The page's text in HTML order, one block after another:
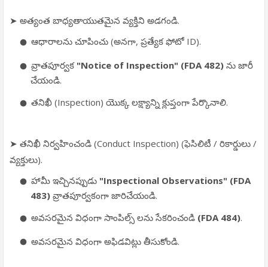
➤ అత్యంత బాధ్యతాయుతమైన వ్యక్తిని అడగండి.
ఆధారాలను చూపించు (అనగా, ప్రత్యేక ఫోటో ID).
వ్రాతపూర్వక "Notice of Inspection" (FDA 482) ను జారీ
చేయండి.
తనిఖీ (Inspection) యొక్క లక్ష్యాన్ని క్లుప్తంగా పేర్కొనాలి.
➤ తనిఖీ నిర్వహించండి (Conduct Inspection) (ఫెసిలిటీ / రికార్డులు /
వ్యక్తులు).
హామీ ఇచ్చినప్పుడు "Inspectional Observations" (FDA
483) వ్రాతపూర్వకంగా జారిచేయండి.
అవసరమైన విధంగా సాంపిల్స్ లను సేకరించండి (FDA 484).
అవసరమైన విధంగా అఫిడవిట్లు తీసుకోండి.